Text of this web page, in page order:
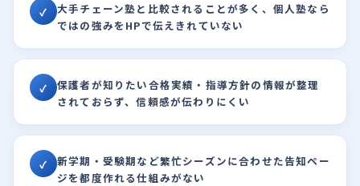
✓
大手チェーン塾と比較されることが多く、個人塾なら
ではの強みをHPで伝えきれていない
✓
保護者が知りたい合格実績・指導方針の情報が整理
されておらず、信頼感が伝わりにくい
✓
新学期・受験期など繁忙シーズンに合わせた告知ペー
ジを都度作れる仕組みがない